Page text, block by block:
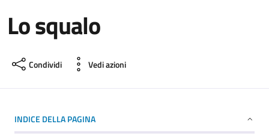
Lo squalo
Condividi Vedi azioni
INDICE DELLA PAGINA